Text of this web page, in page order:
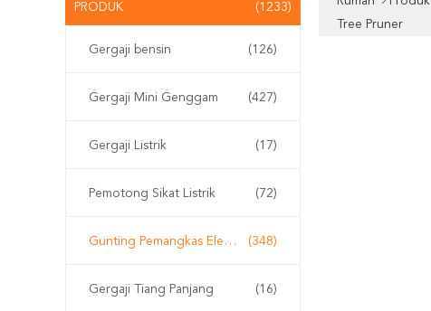
PRODUK (1233)
Gergaji bensin (126)
Gergaji Mini Genggam (427)
Gergaji Listrik (17)
Pemotong Sikat Listrik (72)
Gunting Pemangkas Elektrik (348)
Gergaji Tiang Panjang (16)
Tree Pruner